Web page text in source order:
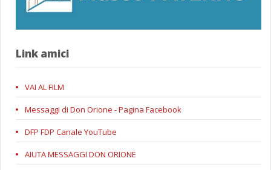
Link amici
VAI AL FILM
Messaggi di Don Orione - Pagina Facebook
DFP FDP Canale YouTube
AIUTA MESSAGGI DON ORIONE